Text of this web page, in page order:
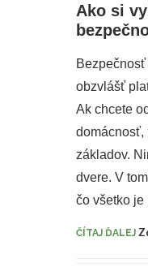
Ako si
obzvlášť
Ak chcete
domácnosť,
základov.
dvere. V
čo všetko
ČÍTAJ ĎALEJ